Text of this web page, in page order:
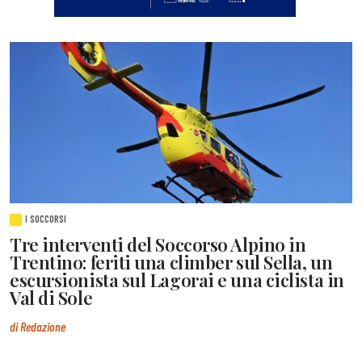
I SOCCORSI
Tre interventi del Soccorso Alpino in
Trentino: feriti una climber sul Sella, un
escursionista sul Lagorai e una ciclista in
Val di Sole
di Redazione